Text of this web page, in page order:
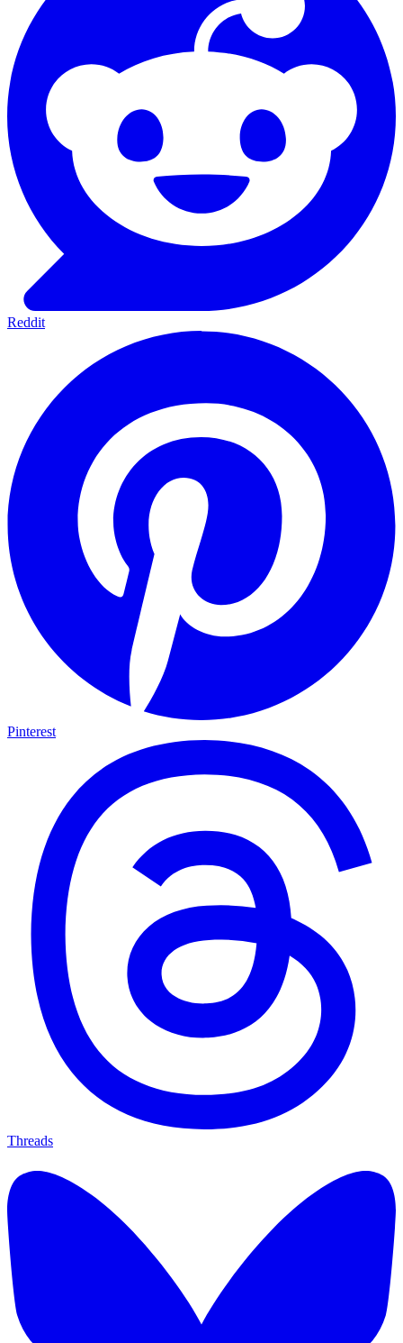
Reddit
Pinterest
Threads